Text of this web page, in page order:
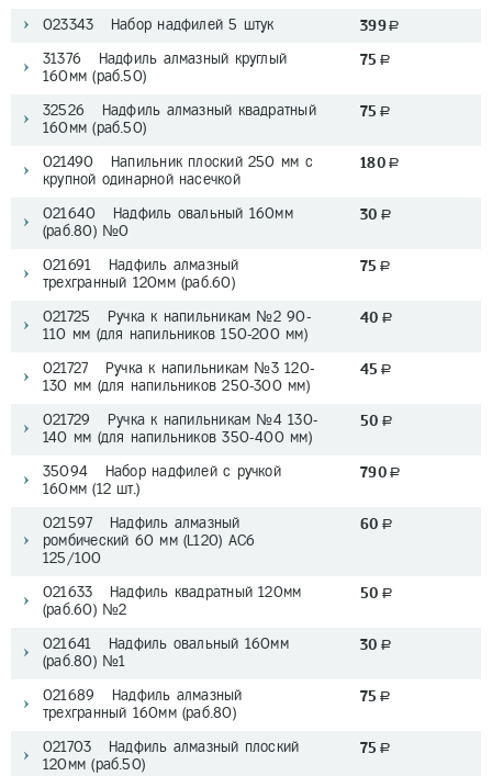
023343 Набор надфилей 5 штук 399a
31376 Надфиль алмазный круглый
160мм (раб.50)
75 a
32526 Надфиль алмазный квадратный
160мм (раб.50)
75 a
021490 Напильник плоский 250 мм с
крупной одинарной насечкой
180 a
021640 Надфиль овальный 160мм
(раб.80) №0
30 a
021691 Надфиль алмазный
трехгранный 120мм (раб.60)
75 a
021725 Ручка к напильникам №2 90-
110 мм (для напильников 150-200 мм)
40 a
021727 Ручка к напильникам №3 120-
130 мм (для напильников 250-300 мм)
45 a
021729 Ручка к напильникам №4 130-
140 мм (для напильников 350-400 мм)
50 a
35094 Набор надфилей с ручкой
160мм (12 шт.)
790 a
021597 Надфиль алмазный
ромбический 60 мм (L120) АС6
125/100
60 a
021633 Надфиль квадратный 120мм
(раб.60) №2
50 a
021641 Надфиль овальный 160мм
(раб.80) №1
30 a
021689 Надфиль алмазный
трехгранный 160мм (раб.80)
75 a
021703 Надфиль алмазный плоский
120мм (раб.50)
75 a